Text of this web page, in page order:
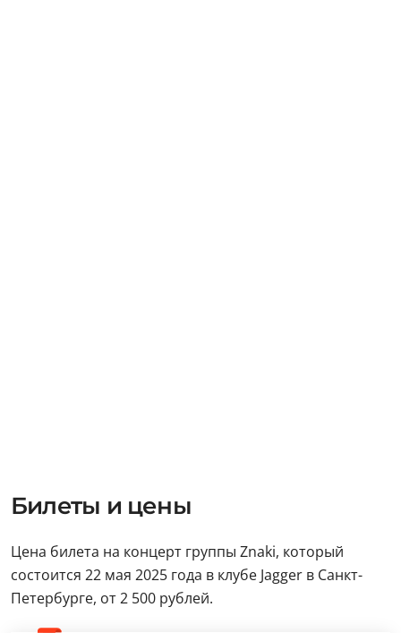
Билеты и цены
Цена билета на концерт группы Znaki, который
состоится 22 мая 2025 года в клубе Jagger в Санкт-
Петербурге, от 2 500 рублей.